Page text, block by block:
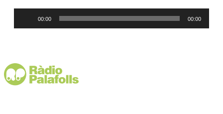
00:00 00:00